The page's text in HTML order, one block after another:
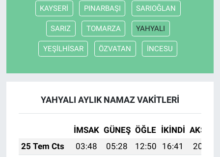
KAYSERİ PINARBAŞI SARIOĞLAN
SARIZ TOMARZA YAHYALI
YEŞİLHİSAR ÖZVATAN İNCESU
YAHYALI AYLIK NAMAZ VAKITLERI
İMSAK GÜNEŞ ÖĞLE İKINDI AKŞAM
25 Tem Cts
03:48 05:28 12:50 16:41
20:02